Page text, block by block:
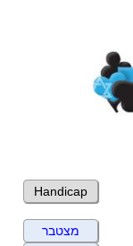
Handicap
מצטבר